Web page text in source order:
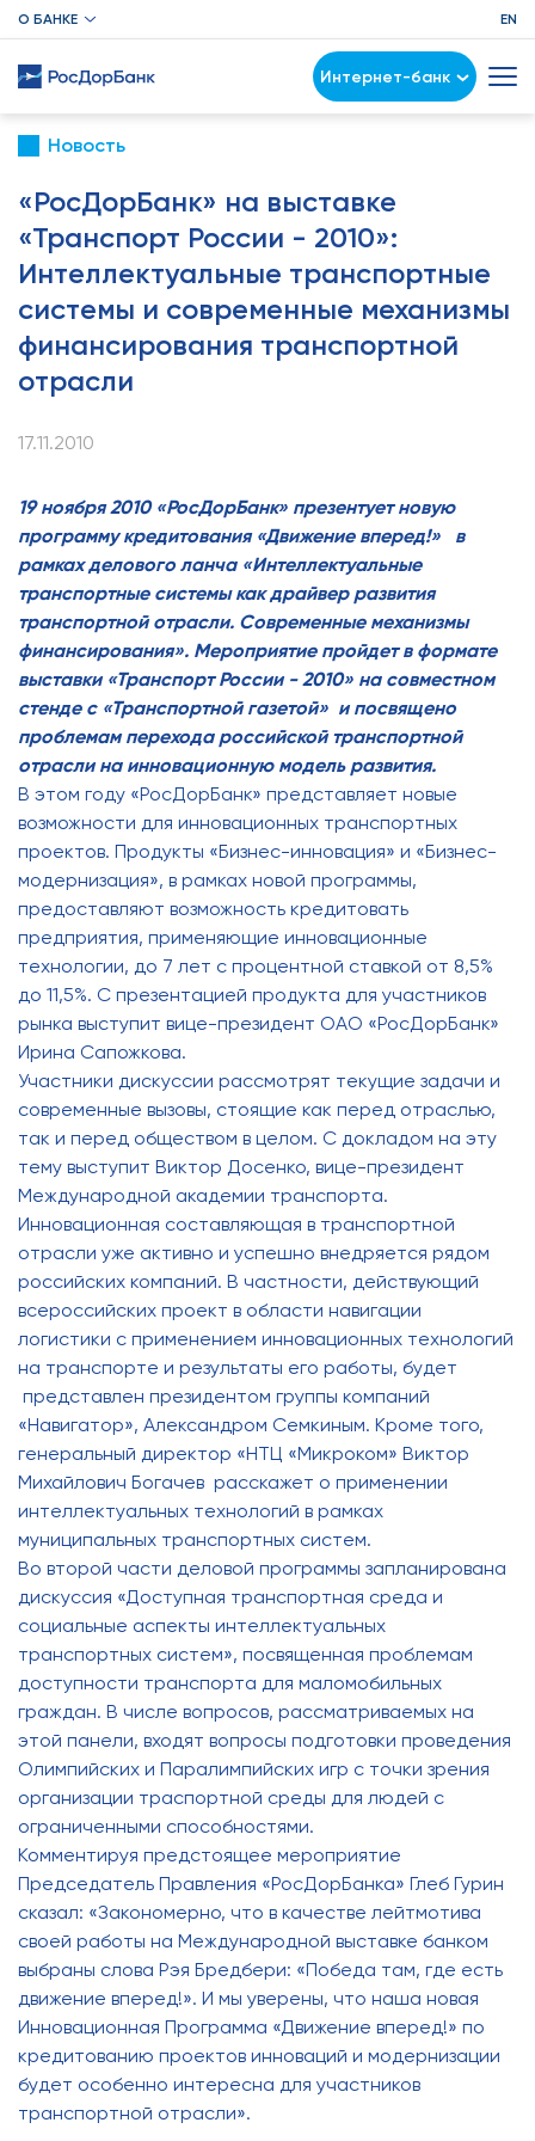
О БАНКЕ EN
Интернет-банк
Новость
«РосДорБанк» на выставке
«Транспорт России - 2010»:
Интеллектуальные транспортные
системы и современные механизмы
финансирования транспортной
отрасли
17.11.2010
19 ноября 2010 «РосДорБанк» презентует новую
программу кредитования «Движение вперед!» в
рамках делового ланча «Интеллектуальные
транспортные системы как драйвер развития
транспортной отрасли. Современные механизмы
финансирования». Мероприятие пройдет в формате
выставки «Транспорт России - 2010» на совместном
стенде с «Транспортной газетой» и посвящено
проблемам перехода российской транспортной
отрасли на инновационную модель развития.
В этом году «РосДорБанк» представляет новые
возможности для инновационных транспортных
проектов. Продукты «Бизнес-инновация» и «Бизнес-
модернизация», в рамках новой программы,
предоставляют возможность кредитовать
предприятия, применяющие инновационные
технологии, до 7 лет с процентной ставкой от 8,5%
до 11,5%. С презентацией продукта для участников
рынка выступит вице-президент ОАО «РосДорБанк»
Ирина Сапожкова.
Участники дискуссии рассмотрят текущие задачи и
современные вызовы, стоящие как перед отраслью,
так и перед обществом в целом. С докладом на эту
тему выступит Виктор Досенко, вице-президент
Международной академии транспорта.
Инновационная составляющая в транспортной
отрасли уже активно и успешно внедряется рядом
российских компаний. В частности, действующий
всероссийских проект в области навигации
логистики с применением инновационных технологий
на транспорте и результаты его работы, будет
представлен президентом группы компаний
«Навигатор», Александром Семкиным. Кроме того,
генеральный директор «НТЦ «Микроком» Виктор
Михайлович Богачев расскажет о применении
интеллектуальных технологий в рамках
муниципальных транспортных систем.
Во второй части деловой программы запланирована
дискуссия «Доступная транспортная среда и
социальные аспекты интеллектуальных
транспортных систем», посвященная проблемам
доступности транспорта для маломобильных
граждан. В числе вопросов, рассматриваемых на
этой панели, входят вопросы подготовки проведения
Олимпийских и Паралимпийских игр с точки зрения
организации траспортной среды для людей с
ограниченными способностями.
Комментируя предстоящее мероприятие
Председатель Правления «РосДорБанка» Глеб Гурин
сказал: «Закономерно, что в качестве лейтмотива
своей работы на Международной выставке банком
выбраны слова Рэя Бредбери: «Победа там, где есть
движение вперед!». И мы уверены, что наша новая
Инновационная Программа «Движение вперед!» по
кредитованию проектов инноваций и модернизации
будет особенно интересна для участников
транспортной отрасли».